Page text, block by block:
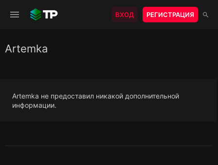
ВХОД РЕГИСТРАЦИЯ
Artemka
Artemka не предоставил никакой дополнительной
информации.